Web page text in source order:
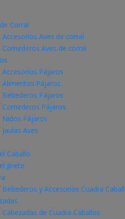
Corral
Accesorios Aves de corral
Comederos Aves de corral
Accesorios Pájaros
Alimentos Pájaros
Bebederos Pájaros
Comederos Pájaros
Nidos Pájaros
Jaulas Aves
Caballo
Jinete
Bebederos y Accesorios Cuadra
Cabezadas de Cuadra Caballos